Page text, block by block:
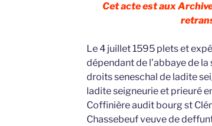
Cet acte est aux
Le 4 juillet 1595 plets et
dépendant de l’abbaye de
droits seneschal de ladite
ladite seigneurie et prieuré
Coffinière audit bourg st
Chassebeuf veuve de